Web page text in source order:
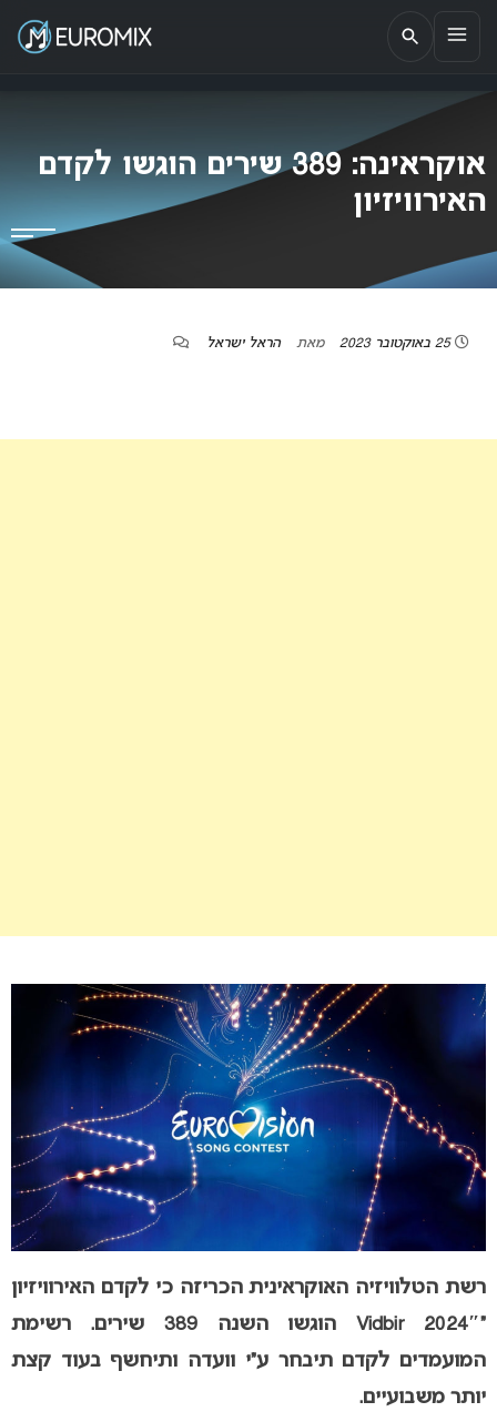
EUROMIX
אתר הבית של האירוויזיון בישראל
אוקראינה: 389 שירים הוגשו לקדם
האירוויזיון
25 באוקטובר 2023 מאת הראל ישראל
רשת הטלוויזיה האוקראינית הכריזה כי לקדם האירוויזיון
“
Vidbir 2024″ הוגשו השנה 389 שירים. רשימת
המועמדים לקדם תיבחר ע”י וועדה ותיחשף בעוד קצת
יותר משבועיים.